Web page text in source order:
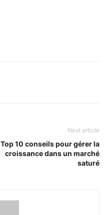
Next article
Top 10 conseils pour gérer la
croissance dans un marché
saturé